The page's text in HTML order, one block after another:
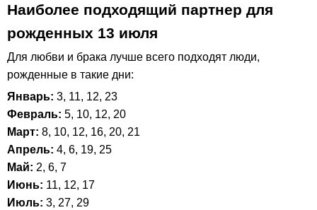
Наиболее подходящий партнер для
рожденных 13 июля
Для любви и брака лучше всего подходят люди,
рожденные в такие дни:
Январь: 3, 11, 12, 23
Февраль: 5, 10, 12, 20
Март: 8, 10, 12, 16, 20, 21
Апрель: 4, 6, 19, 25
Май: 2, 6, 7
Июнь: 11, 12, 17
Июль: 3, 27, 29